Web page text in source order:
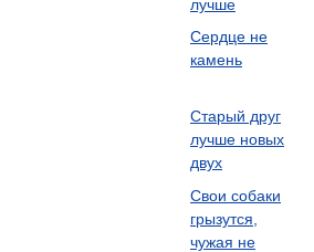
лучше
Сердце не
камень
Старый друг
лучше новых
двух
Свои собаки
грызутся,
чужая не